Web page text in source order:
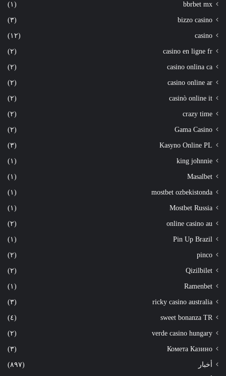
bbrbet mx (١)
bizzo casino (٣)
casino (١٢)
casino en ligne fr (٢)
casino onlina ca (٢)
casino online ar (٢)
casinò online it (٢)
crazy time (٢)
Gama Casino (٢)
Kasyno Online PL (٣)
king johnnie (١)
Masalbet (١)
mostbet ozbekistonda (١)
Mostbet Russia (١)
online casino au (٢)
Pin Up Brazil (١)
pinco (٢)
Qizilbilet (٢)
Ramenbet (١)
ricky casino australia (٣)
sweet bonanza TR (٤)
verde casino hungary (٢)
Комета Казино (٣)
أخبار (٨٩٧)